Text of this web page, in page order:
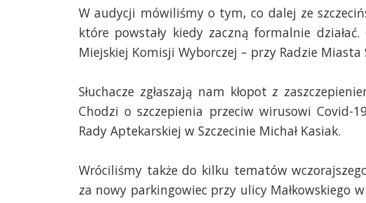
W audycji mówiliśmy o tym, co dalej ze
które powstały kiedy zaczną formalnie
Miejskiej Komisji Wyborczej – przy Radzie Miasta
Słuchacze zgłaszają nam kłopot z
Chodzi o szczepienia przeciw wirusowi Covid-
Rady Aptekarskiej w Szczecinie Michał Kasiak.
Wróciliśmy także do kilku tematów
za nowy parkingowiec przy ulicy Małkowskiego